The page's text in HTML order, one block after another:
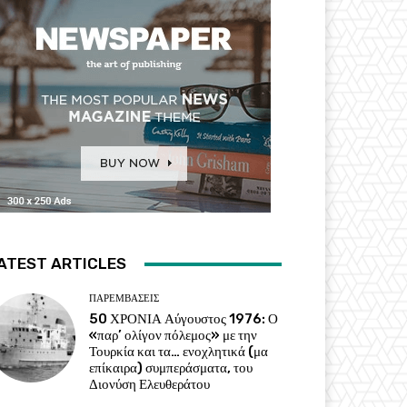
ARTICLES
ΠΑΡΕΜΒΑΣΕΙΣ
50 ΧΡΟΝΙΑ Αύγουστος 1976: Ο
«παρ’ ολίγον πόλεμος» με την
Τουρκία και τα… ενοχλητικά (μα
επίκαιρα) συμπεράσματα, του
Διονύση Ελευθεράτου